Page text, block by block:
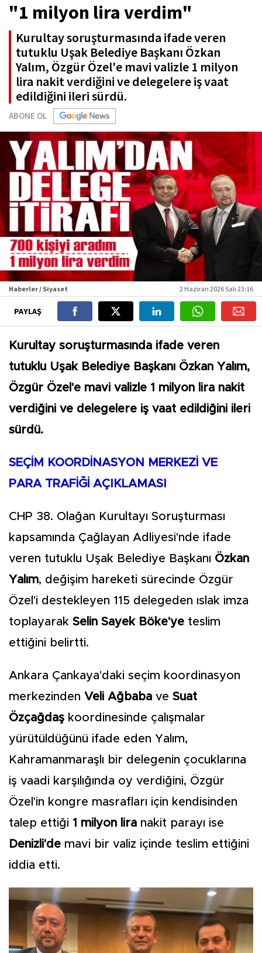
"1 milyon lira verdim"
Kurultay soruşturmasında ifade veren
tutuklu Uşak Belediye Başkanı Özkan
Yalım, Özgür Özel'e mavi valizle 1 milyon
lira nakit verdiğini ve delegelere iş vaat
edildiğini ileri sürdü.
ABONE OL
Haberler / Siyaset 2 Haziran 2026 Salı 23:16
PAYLAŞ
Kurultay soruşturmasında ifade veren
tutuklu Uşak Belediye Başkanı Özkan Yalım,
Özgür Özel'e mavi valizle 1 milyon lira nakit
verdiğini ve delegelere iş vaat edildiğini ileri
sürdü.
SEÇİM KOORDİNASYON MERKEZİ VE
PARA TRAFİĞİ AÇIKLAMASI
CHP 38. Olağan Kurultayı Soruşturması
kapsamında Çağlayan Adliyesi'nde ifade
veren tutuklu Uşak Belediye Başkanı Özkan
Yalım, değişim hareketi sürecinde Özgür
Özel'i destekleyen 115 delegeden ıslak imza
toplayarak Selin Sayek Böke'ye teslim
ettiğini belirtti.
Ankara Çankaya'daki seçim koordinasyon
merkezinden Veli Ağbaba ve Suat
Özçağdaş koordinesinde çalışmalar
yürütüldüğünü ifade eden Yalım,
Kahramanmaraşlı bir delegenin çocuklarına
iş vaadi karşılığında oy verdiğini, Özgür
Özel'in kongre masrafları için kendisinden
talep ettiği 1 milyon lira nakit parayı ise
Denizli'de mavi bir valiz içinde teslim ettiğini
iddia etti.